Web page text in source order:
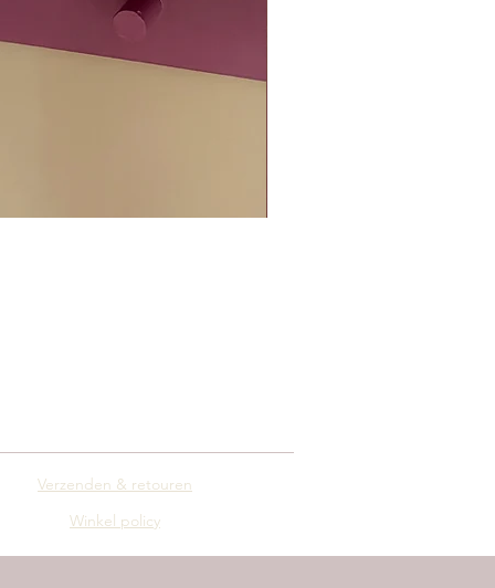
Verzenden & retouren
Winkel policy